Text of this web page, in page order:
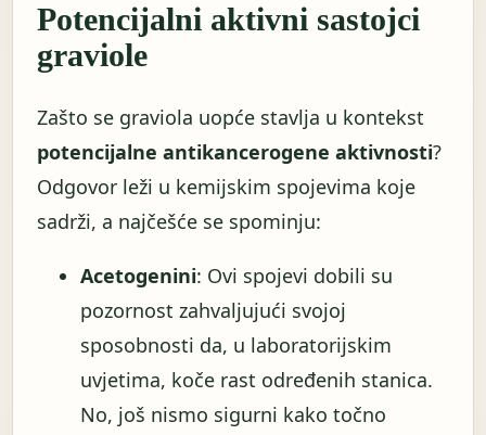
Potencijalni aktivni sastojci
graviole
Zašto se graviola uopće stavlja u kontekst
potencijalne antikancerogene aktivnosti?
Odgovor leži u kemijskim spojevima koje
sadrži, a najčešće se spominju:
Acetogenini: Ovi spojevi dobili su
pozornost zahvaljujući svojoj
sposobnosti da, u laboratorijskim
uvjetima, koče rast određenih stanica.
No, još nismo sigurni kako točno